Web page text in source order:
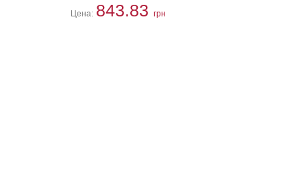
Цена: 843.83 грн